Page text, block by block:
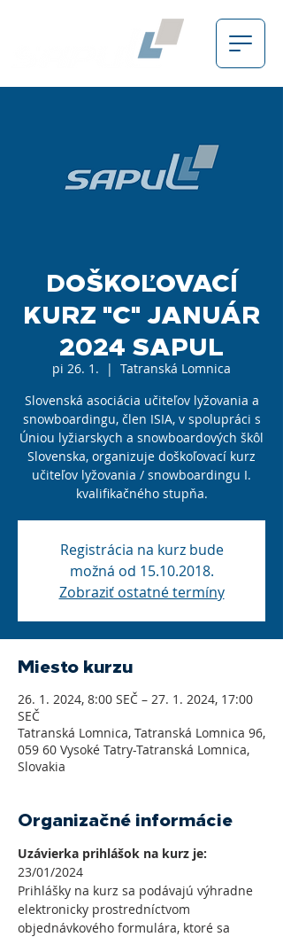
DOŠKOĽOVACÍ
KURZ "C" JANUÁR
2024 SAPUL
pi 26. 1.
  |
Tatranská Lomnica
Slovenská asociácia učiteľov lyžovania a
snowboardingu, člen ISIA, v spolupráci s
Úniou lyžiarskych a snowboardových škôl
Slovenska, organizuje doškoľovací kurz
učiteľov lyžovania / snowboardingu I.
kvalifikačného stupňa.
Registrácia na kurz bude
možná od 15.10.2018.
Zobraziť ostatné termíny
Miesto kurzu
26. 1. 2024, 8:00 SEČ – 27. 1. 2024, 17:00
SEČ
Tatranská Lomnica, Tatranská Lomnica 96,
059 60 Vysoké Tatry-Tatranská Lomnica,
Slovakia
Organizačné informácie
Uzávierka prihlášok na kurz je:
23/01/2024
Prihlášky na kurz sa podávajú výhradne
elektronicky prostredníctvom
objednávkového formulára, ktoré sa